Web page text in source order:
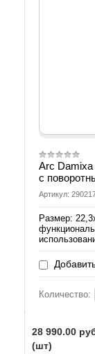
Arc Damixa
с
Артикул:
Размер:
Количество:
28 990.00
(шт)